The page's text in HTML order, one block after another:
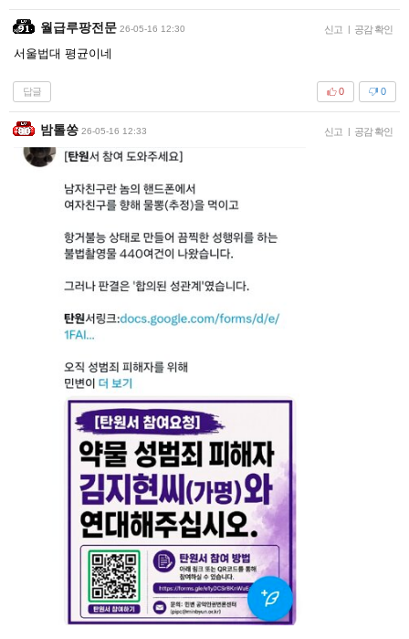
월급루팡전문 26-05-16 12:30 신고 | 공감 확인
서울법대 평균이네
답글 0
0
밤톨쏭 26-05-16 12:33 신고 | 공감 확인